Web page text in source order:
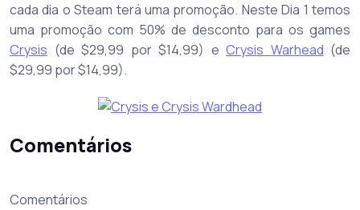
cada dia o Steam terá uma promoção. Neste Dia 1 temos
uma promoção com 50% de desconto para os games
Crysis (de $29,99 por $14,99) e Crysis Warhead (de
$29,99 por $14,99).
Comentários
Comentários